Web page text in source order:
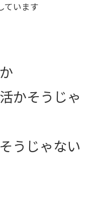
ています
かそうじゃ
うじゃない